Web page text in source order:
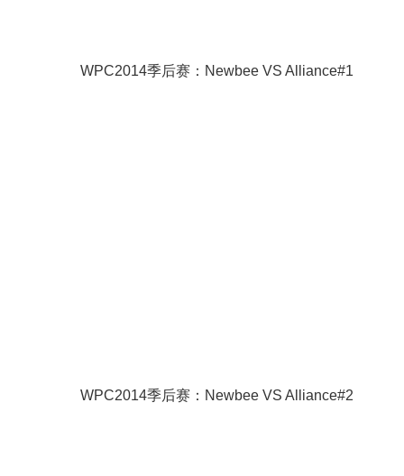
WPC2014季后赛：Newbee VS Alliance#1
WPC2014季后赛：Newbee VS Alliance#2